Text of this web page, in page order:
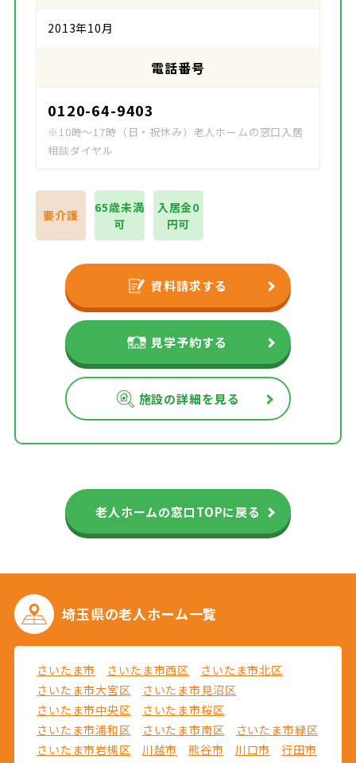
2013年10月
電話番号
0120-64-9403
※10時～17時（日・祝休み）老人ホームの窓口入居
相談ダイヤル
要介護
65歳未満
可
入居金0
円可
資料請求する
見学予約する
施設の詳細を見る
老人ホームの窓口TOPに戻る
埼玉県の老人ホーム一覧
さいたま市 さいたま市西区
さいたま市北区
さいたま市大宮区
さいたま市見沼区
さいたま市中央区
さいたま市桜区
さいたま市浦和区
さいたま市南区
さいたま市緑区
さいたま市岩槻区
川越市 熊谷市 川口市
行田市